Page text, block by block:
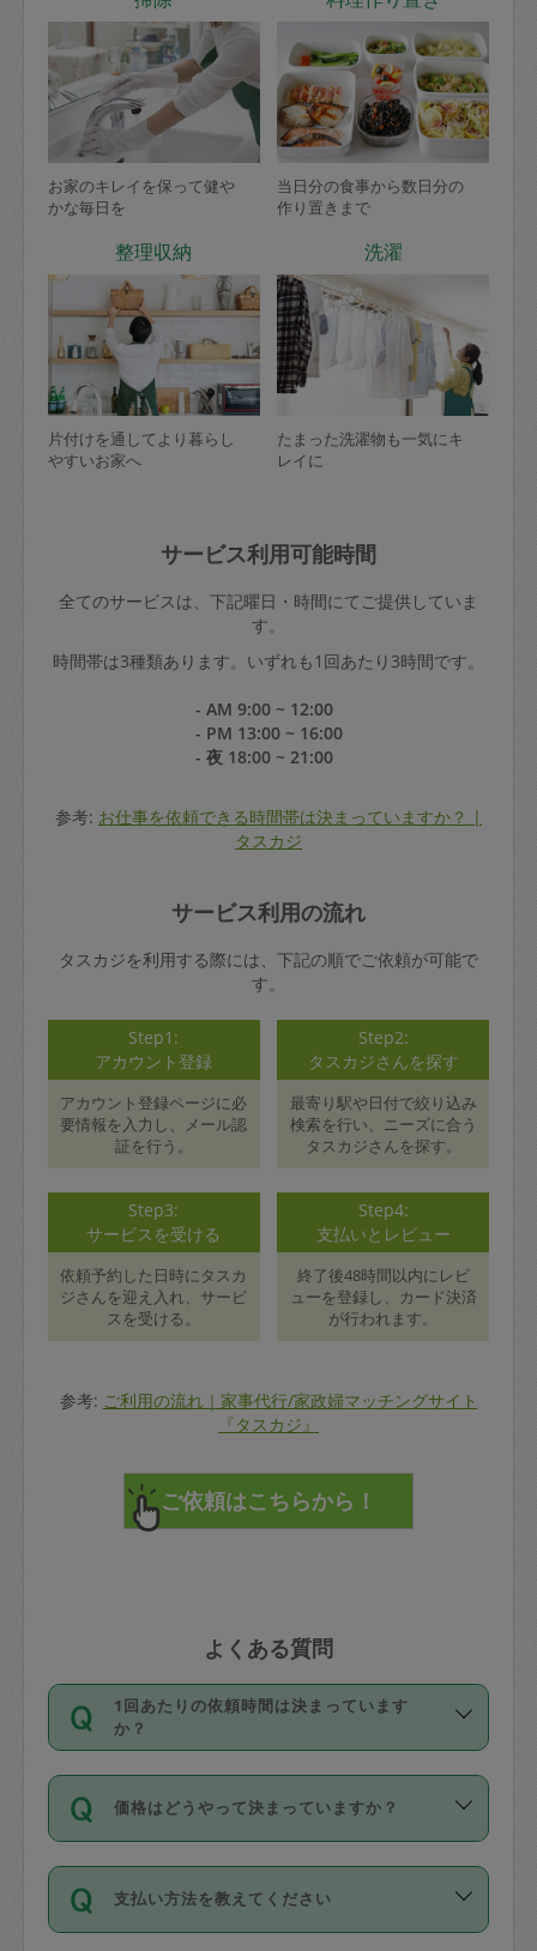
お家のキレイを保って健や
かな毎日を
当日分の食事から数日分の
作り置きまで
整理収納
片付けを通してより暮らし
やすいお家へ
洗濯
たまった洗濯物も一気にキ
レイに
サービス利用可能時間
全てのサービスは、下記曜日・時間にてご提供していま
す。
時間帯は3種類あります。いずれも1回あたり3時間です。
- AM 9:00 ~ 12:00
- PM 13:00 ~ 16:00
- 夜 18:00 ~ 21:00
参考: お仕事を依頼できる時間帯は決まっていますか？ |
タスカジ
サービス利用の流れ
タスカジを利用する際には、下記の順でご依頼が可能で
す。
Step1:
アカウント登録
アカウント登録ページに必
要情報を入力し、メール認
証を行う。
Step2:
タスカジさんを探す
最寄り駅や日付で絞り込み
検索を行い、ニーズに合う
タスカジさんを探す。
Step3:
サービスを受ける
依頼予約した日時にタスカ
ジさんを迎え入れ、サービ
スを受ける。
Step4:
支払いとレビュー
終了後48時間以内にレビ
ューを登録し、カード決済
が行われます。
参考: ご利用の流れ｜家事代行/家政婦マッチングサイト
『タスカジ』
よくある質問
1回あたりの依頼時間は決まっています
か？
依頼1回につき3時間固定です。3時間を
超えて依頼したい場合は、延長機能をご
利用ください。機能をご利用いただくに
の上事前申請することが必要です。な
お、3時間を下回っても、値引き等はござ
価格はどうやって決まっていますか？
11種類の価格帯の中からタスカジさん自
身が価格を選んで設定しています。
タスカジさんの価格設定には最初は制限
支払い方法を教えてください